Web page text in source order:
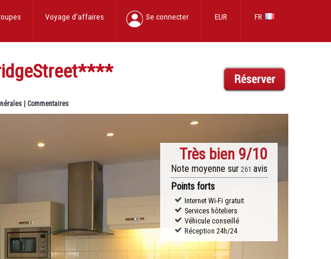
FR
EUR
Se connecter
Voyage d'affaires
****
Commentaires
Très bien 9/10
Note moyenne sur261 avis
Points forts
Internet Wi-Fi gratuit
Services hôteliers
Véhicule conseillé
Réception 24h/24